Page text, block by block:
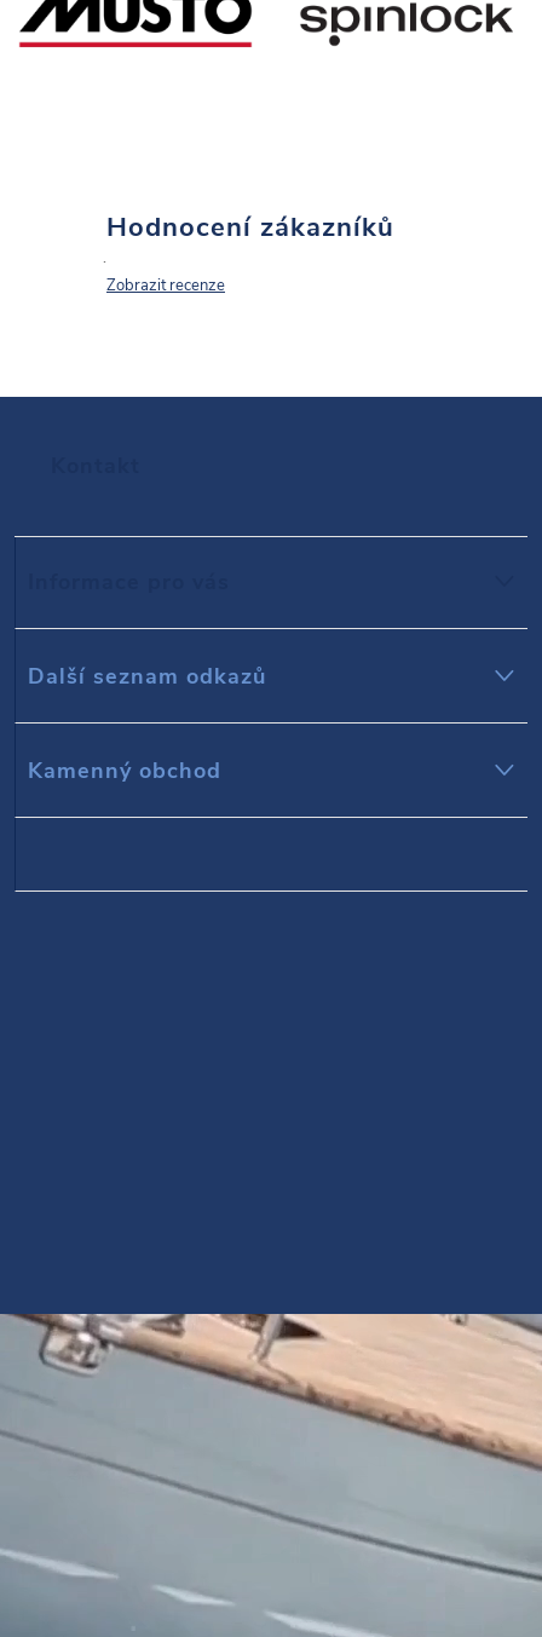
Hodnocení zákazníků
Zobrazit recenze
p
Další seznam odkazů
Kamenný obchod